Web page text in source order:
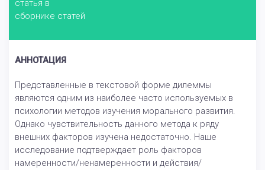
статья в
сборнике статей
АННОТАЦИЯ
Представленные в текстовой форме дилеммы
являются одним из наиболее часто используемых в
психологии методов изучения морального развития.
Однако чувствительность данного метода к ряду
внешних факторов изучена недостаточно. Наше
исследование подтверждает роль факторов
намеренности/ненамеренности и действия/